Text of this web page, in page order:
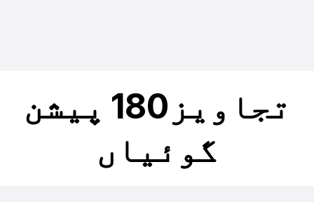
تجاویز180 پیشن
گوئیاں